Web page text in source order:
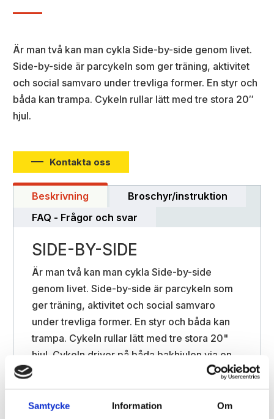
Samtycke Information Om
Är man två kan man cykla Side-by-side genom livet.
Side-by-side är parcykeln som ger träning, aktivitet
och social samvaro under trevliga former. En styr och
båda kan trampa. Cykeln rullar lätt med tre stora 20″
hjul.
Kontakta oss
Beskrivning
Broschyr/instruktion
FAQ - Frågor och svar
SIDE-BY-SIDE
Är man två kan man cykla Side-by-side
genom livet. Side-by-side är parcykeln som
ger träning, aktivitet och social samvaro
under trevliga former. En styr och båda kan
trampa. Cykeln rullar lätt med tre stora 20"
hjul. Cykeln driver på båda bakhjulen via en
differential, som ger en säker körning på alla
underlag. Side-by-side har låg tyngdpunkt,
vilket medför god stabilitet och balans.